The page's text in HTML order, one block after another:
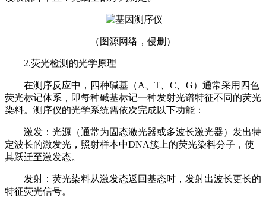
（图源网络，侵删）
2.荧光检测的光学原理
在测序反应中，四种碱基（A、T、C、G）通常采用四色
荧光标记体系，即每种碱基标记一种发射光谱特征不同的荧光
染料。测序仪的光学系统需依次完成以下功能：
激发：光源（通常为固态激光器或多波长激光器）发出特
定波长的激发光，照射样本中DNA簇上的荧光染料分子，使
其跃迁至激发态。
发射：荧光染料从激发态返回基态时，发射出波长更长的
特征荧光信号。